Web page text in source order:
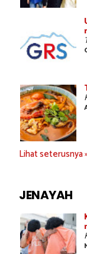
Lihat seterusnya
JENAYAH